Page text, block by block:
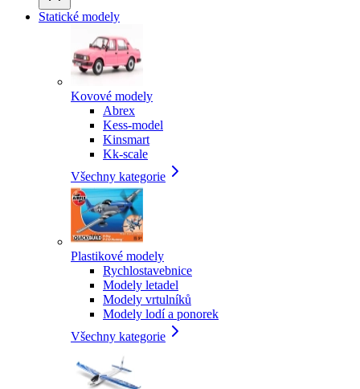
Statické modely
Kovové modely
Abrex
Kess-model
Kinsmart
Kk-scale
Všechny kategorie
Plastikové modely
Rychlostavebnice
Modely letadel
Modely vrtulníků
Modely lodí a ponorek
Všechny kategorie